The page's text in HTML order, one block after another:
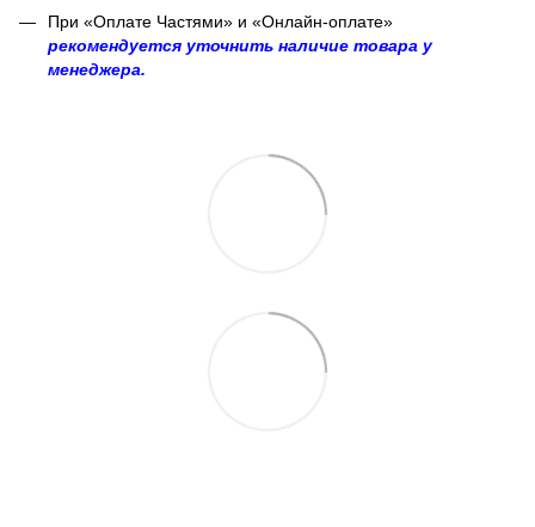
При «Оплате Частями» и «Онлайн-оплате»
рекомендуется уточнить наличие товара у
менеджера.